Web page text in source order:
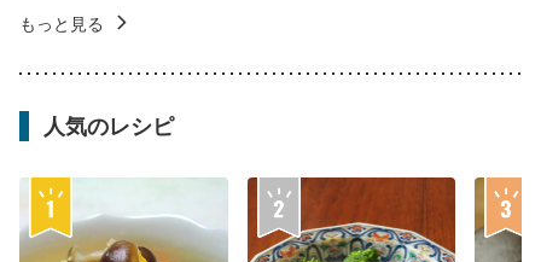
もっと見る
人気のレシピ